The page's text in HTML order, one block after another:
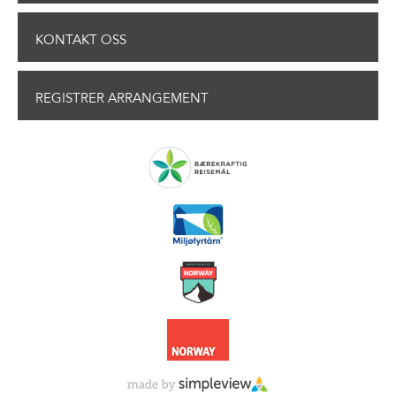
KONTAKT OSS
REGISTRER ARRANGEMENT